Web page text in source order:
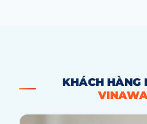
KHÁCH HÀNG